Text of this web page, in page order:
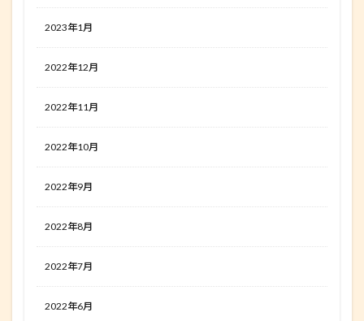
2023年1月
2022年12月
2022年11月
2022年10月
2022年9月
2022年8月
2022年7月
2022年6月